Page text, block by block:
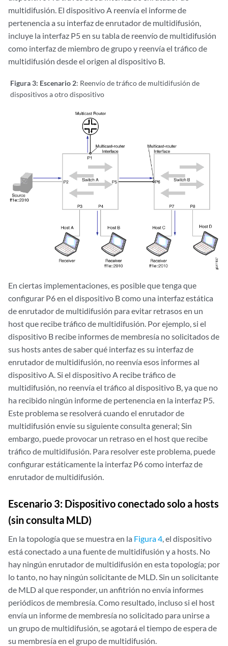
multidifusión. El dispositivo A reenvía el informe de
pertenencia a su interfaz de enrutador de multidifusión,
incluye la interfaz P5 en su tabla de reenvío de multidifusión
como interfaz de miembro de grupo y reenvía el tráfico de
multidifusión desde el origen al dispositivo B.
Figura 3: Escenario 2: Reenvío de tráfico de multidifusión de
dispositivos a otro dispositivo
En ciertas implementaciones, es posible que tenga que
configurar P6 en el dispositivo B como una interfaz estática
de enrutador de multidifusión para evitar retrasos en un
host que recibe tráfico de multidifusión. Por ejemplo, si el
dispositivo B recibe informes de membresía no solicitados de
sus hosts antes de saber qué interfaz es su interfaz de
enrutador de multidifusión, no reenvía esos informes al
dispositivo A. Si el dispositivo A recibe tráfico de
multidifusión, no reenvía el tráfico al dispositivo B, ya que no
ha recibido ningún informe de pertenencia en la interfaz P5.
Este problema se resolverá cuando el enrutador de
multidifusión envíe su siguiente consulta general; Sin
embargo, puede provocar un retraso en el host que recibe
tráfico de multidifusión. Para resolver este problema, puede
configurar estáticamente la interfaz P6 como interfaz de
enrutador de multidifusión.
Escenario 3: Dispositivo conectado solo a hosts
(sin consulta MLD)
En la topología que se muestra en la Figura 4 , el dispositivo
está conectado a una fuente de multidifusión y a hosts. No
hay ningún enrutador de multidifusión en esta topología; por
lo tanto, no hay ningún solicitante de MLD. Sin un solicitante
de MLD al que responder, un anfitrión no envía informes
periódicos de membresía. Como resultado, incluso si el host
envía un informe de membresía no solicitado para unirse a
un grupo de multidifusión, se agotará el tiempo de espera de
su membresía en el grupo de multidifusión.